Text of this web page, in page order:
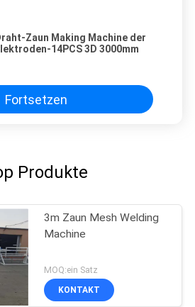
Zaun Making Machine der
14PCS 3D 3000mm
Fortsetzen
Produkte
3m Zaun Mesh Welding
Machine
MOQ:ein Satz
KONTAKT